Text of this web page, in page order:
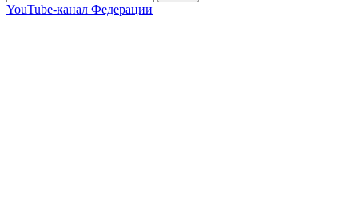
YouTube-канал Федерации